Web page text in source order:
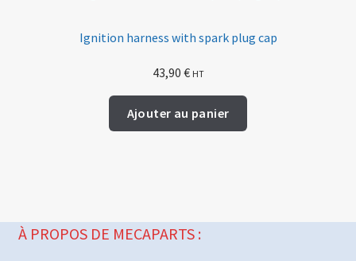
Ignition harness with spark plug cap
43,90 € HT
Ajouter au panier
À PROPOS DE MECAPARTS :